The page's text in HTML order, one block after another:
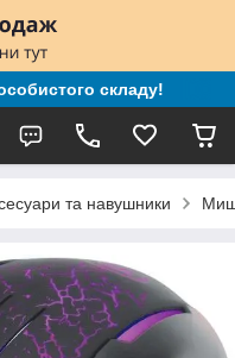
складу!
та навушники